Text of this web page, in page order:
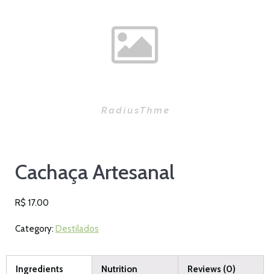
Cachaça Artesanal
R$ 17.00
Category: Destilados
Ingredients Nutrition Reviews (0)